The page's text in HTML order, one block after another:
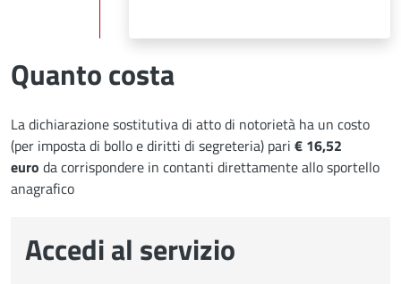
Quanto costa
La dichiarazione sostitutiva di atto di notorietà ha un costo
(per imposta di bollo e diritti di segreteria) pari € 16,52
euro da corrispondere in contanti direttamente allo sportello
anagrafico
Accedi al servizio